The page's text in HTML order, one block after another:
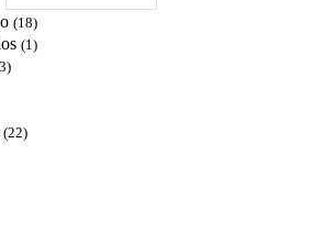
(18)
(1)
(22)